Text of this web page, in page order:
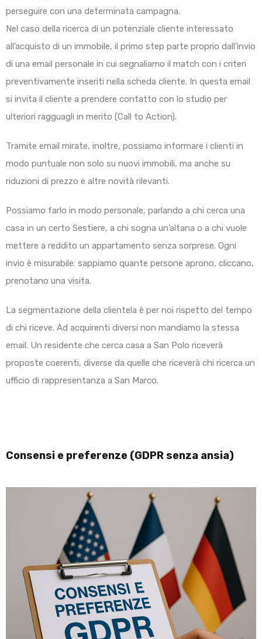
perseguire con una determinata campagna.
Nel caso della ricerca di un potenziale cliente interessato
all’acquisto di un immobile, il primo step parte proprio dall’invio
di una email personale in cui segnaliamo il match con i criteri
preventivamente inseriti nella scheda cliente. In questa email
si invita il cliente a prendere contatto con lo studio per
ulteriori ragguagli in merito (Call to Action).
Tramite email mirate, inoltre, possiamo informare i clienti in
modo puntuale non solo su nuovi immobili, ma anche su
riduzioni di prezzo e altre novità rilevanti.
Possiamo farlo in modo personale, parlando a chi cerca una
casa in un certo Sestiere, a chi sogna un’altana o a chi vuole
mettere a reddito un appartamento senza sorprese. Ogni
invio è misurabile: sappiamo quante persone aprono, cliccano,
prenotano una visita.
La segmentazione della clientela è per noi rispetto del tempo
di chi riceve. Ad acquirenti diversi non mandiamo la stessa
email. Un residente che cerca casa a San Polo riceverà
proposte coerenti, diverse da quelle che riceverà chi ricerca un
ufficio di rappresentanza a San Marco.
Consensi e preferenze (GDPR senza ansia)